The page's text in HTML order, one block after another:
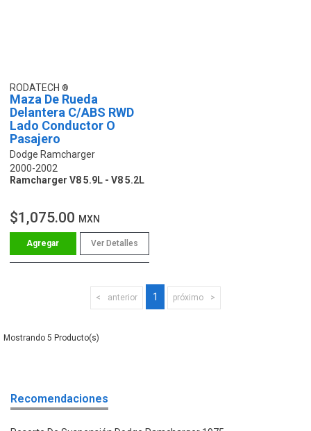
RODATECH
Maza De Rueda
Delantera C/ABS RWD
Lado Conductor O
Pasajero
Dodge Ramcharger
2000-2002
Ramcharger V8 5.9L - V8 5.2L
$1,075.00 MXN
Ver Detalles
anterior 1 próximo
5
Recomendaciones